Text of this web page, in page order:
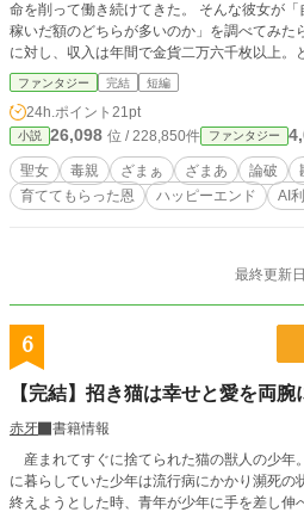
命を削って働き続けてきた。 そんな彼女が
稼いだ額のどちらが多いのか」を調べてみ
に対し、収入は年間で金貨二万六千枚以上。
だった。 「恩返し」という名の搾取を、数
になろうにも投稿しています。
ファンタジー 完結 短編
24h.ポイント 21pt
小説 26,098 位 / 228,850件 ファンタジー
聖女 毒親 ざまぁ ざまあ 論破
育ててもらった恩
ハッピーエンド AI
最終更新
6
【完結】招き猫は幸せと愛を両腕
赤牙
書籍情報
産まれてすぐに捨てられた猫の獣人の少
に暮らしていた少年は流行病にかかり瀕死
終えようとした時、青年が少年に手を差し